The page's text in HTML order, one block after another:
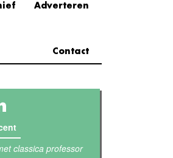
Adverteren
Contact
classica professor